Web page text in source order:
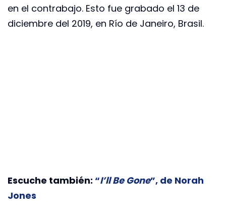
en el contrabajo. Esto fue grabado el 13 de
diciembre del 2019, en Río de Janeiro, Brasil.
Escuche también: “I’ll Be Gone”, de Norah
Jones